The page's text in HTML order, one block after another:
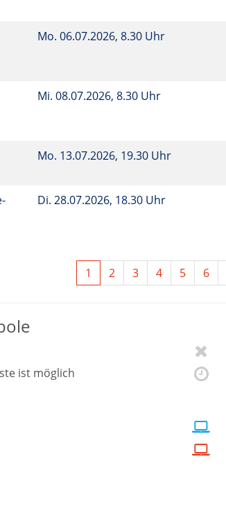
Mo. 06.07.2026, 8.30 Uhr
Mi. 08.07.2026, 8.30 Uhr
Mo. 13.07.2026, 19.30 Uhr
Di. 28.07.2026, 18.30 Uhr
1 2 3 4 5 6
ist möglich